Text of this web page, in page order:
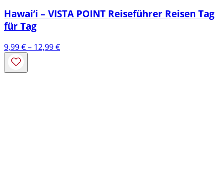
Hawai’i – VISTA POINT Reiseführer Reisen Tag
für Tag
9,99€– 12,99€Preisspanne: